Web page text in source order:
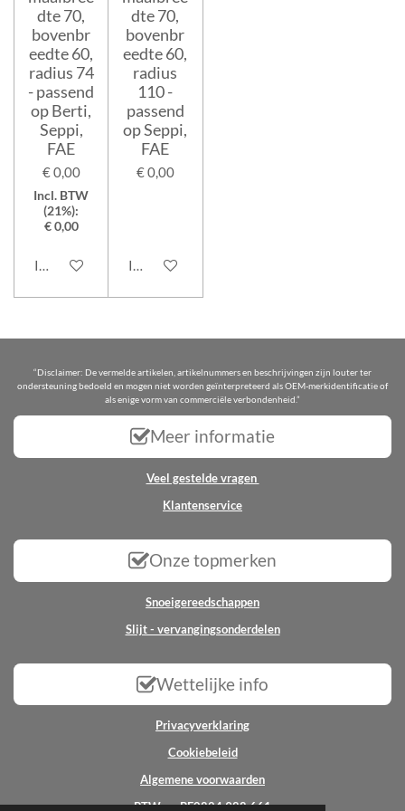
dte 70,
bovenbr
eedte 60,
radius 74
- passend
op Berti,
Seppi,
FAE
€ 0,00
Incl. BTW
(21%):
€ 0,00
In winkelwagen
dte 70,
bovenbr
eedte 60,
radius
110 -
passend
op Seppi,
FAE
€ 0,00
In winkelwagen
“Disclaimer: De vermelde artikelen, artikelnummers en beschrijvingen zijn louter ter
ondersteuning bedoeld en mogen niet worden geïnterpreteerd als OEM-merkidentificatie of
als enige vorm van commerciële verbondenheid.”
Meer informatie
Veel gestelde vragen
Klantenservice
Onze topmerken
Snoeigereedschappen
Slijt - vervangingsonderdelen
Wettelijke info
Privacyverklaring
Cookiebeleid
Algemene voorwaarden
BTW nr: BE0824.988.661